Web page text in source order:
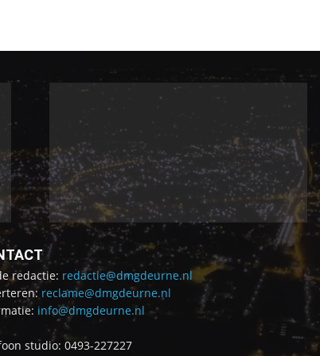
redactie: redactie@dmgdeurne.nl
reclame@dmgdeurne.nl
info@dmgdeurne.nl
studio: 0493-227227